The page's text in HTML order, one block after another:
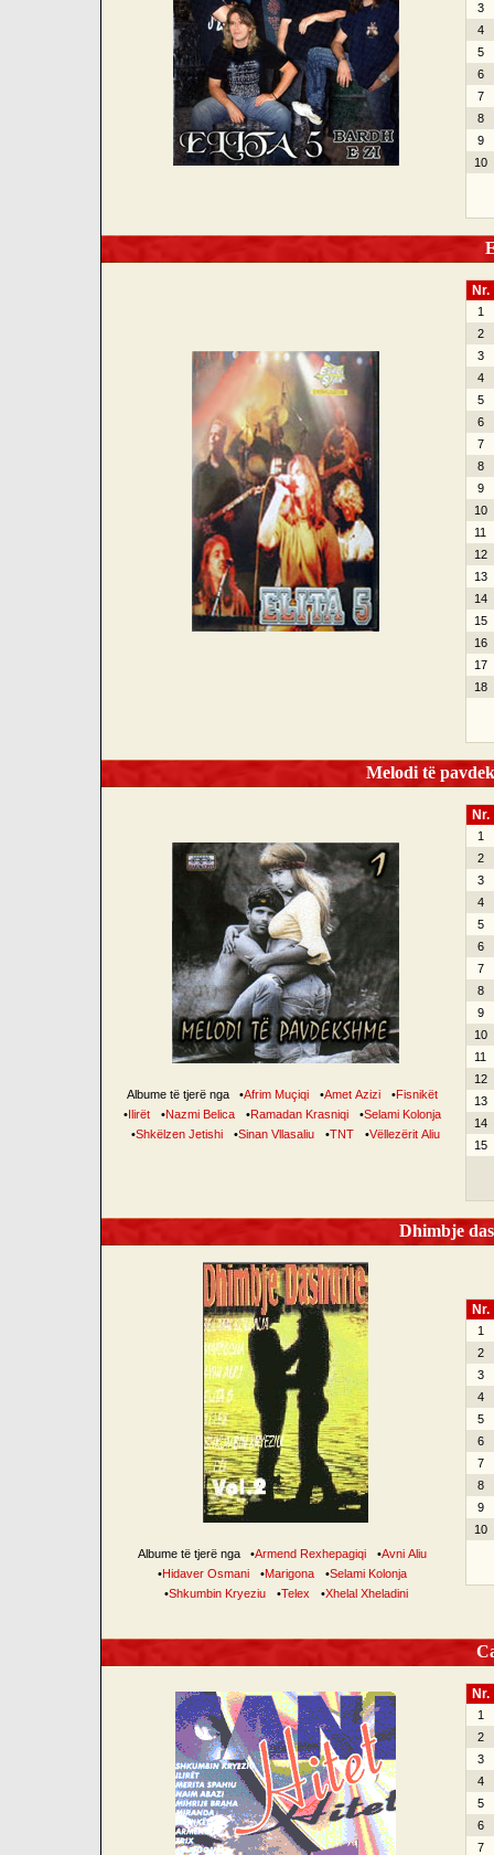
3
4
5
6
7
8
9
10
Nr.
1
2
3
4
5
6
7
8
9
10
11
12
13
14
15
16
17
18
Melodi të
Albume të tjerë nga •Afrim Muçiqi •Amet Azizi •Fisnikët
•Ilirët •Nazmi Belica •Ramadan Krasniqi •Selami Kolonja
•Shkëlzen Jetishi •Sinan Vllasaliu •TNT •Vëllezërit Aliu
Nr.
1
2
3
4
5
6
7
8
9
10
11
12
13
14
15
Dhimbje
Albume të tjerë nga •Armend Rexhepagiqi •Avni Aliu
•Hidaver Osmani •Marigona •Selami Kolonja
•Shkumbin Kryeziu •Telex •Xhelal Xheladini
Nr.
1
2
3
4
5
6
7
8
9
10
Nr.
1
2
3
4
5
6
7